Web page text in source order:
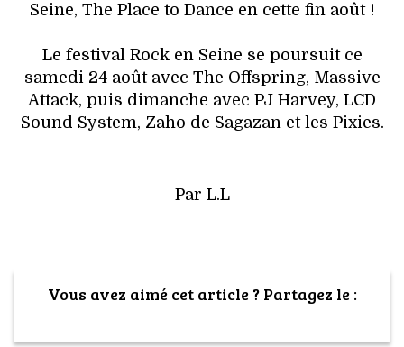
Seine, The Place to Dance en cette fin août !
Le festival Rock en Seine se poursuit ce
samedi 24 août avec The Offspring, Massive
Attack, puis dimanche avec PJ Harvey, LCD
Sound System, Zaho de Sagazan et les Pixies.
Par L.L
Vous avez aimé cet article ? Partagez le :